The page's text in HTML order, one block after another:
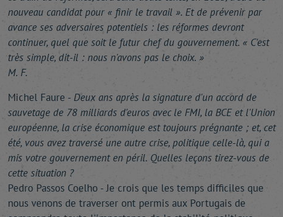
nouveau candidat pour « finir le travail ». Et de prévenir par
avance ses adversaires potentiels : les réformes devront
continuer, quel que soit le futur chef du gouvernement. « C'est
très simple, dit-il : nous n'avons pas le choix. »
M. F.
Michel Faure - Deux ans après la signature d'un accord de
sauvetage de 78 milliards d'euros avec le FMI, la BCE et l'Union
européenne, la crise économique est toujours prégnante ; et, cet
été, vous avez traversé une autre crise, politique celle-là, qui a
mis votre gouvernement en péril. Quelles leçons tirez-vous de
cette situation ?
Pedro Passos Coelho - Je crois que les temps difficiles que
nous venons de traverser ont permis aux Portugais de